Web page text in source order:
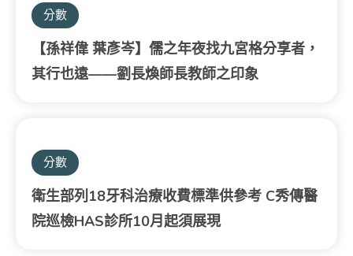
分數
【孫祥偉 葉彥岑】儒之年夜找九宮格分享者，
其行也遠——劉長煥師長教師之印象
分數
衛生部列18牙科治療收費標準供參考 C秀傳醫
院巡檢HAS診所10月起須展現